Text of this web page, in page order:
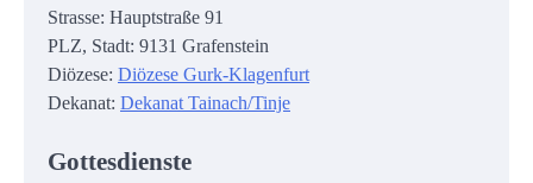
Strasse: Hauptstraße 91
PLZ, Stadt: 9131 Grafenstein
Diözese: Diözese Gurk-Klagenfurt
Dekanat: Dekanat Tainach/Tinje
Gottesdienste